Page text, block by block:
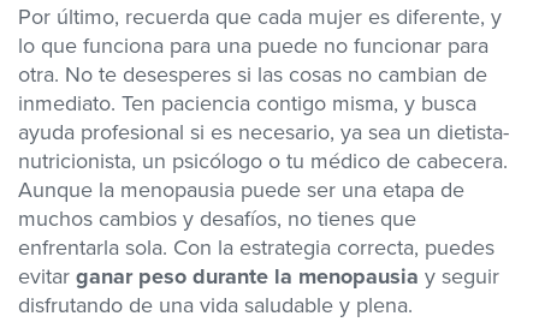
Por último, recuerda que cada mujer es diferente, y
lo que funciona para una puede no funcionar para
otra. No te desesperes si las cosas no cambian de
inmediato. Ten paciencia contigo misma, y busca
ayuda profesional si es necesario, ya sea un dietista-
nutricionista, un psicólogo o tu médico de cabecera.
Aunque la menopausia puede ser una etapa de
muchos cambios y desafíos, no tienes que
enfrentarla sola. Con la estrategia correcta, puedes
evitar ganar peso durante la menopausia y seguir
disfrutando de una vida saludable y plena.